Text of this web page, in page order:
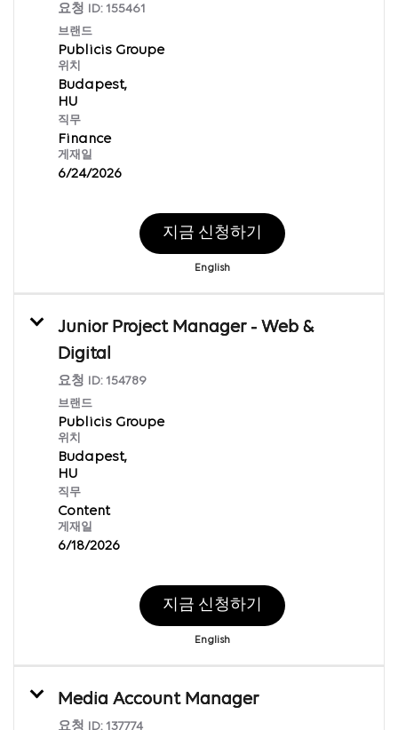
요청 ID: 155461
브랜드
Publicis Groupe
위치
Budapest,
직무
Finance
게재일
6/24/2026
지금 신청하기
English
Junior Project Manager - Web &
Digital
요청 ID: 154789
브랜드
Publicis Groupe
위치
Budapest,
직무
Content
게재일
6/18/2026
지금 신청하기
English
Media Account Manager
요청 ID: 137774